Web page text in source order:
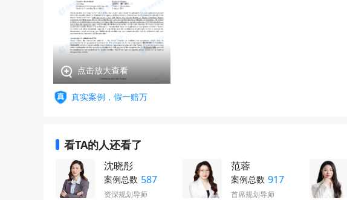
点击放大查看
真实案例，假一赔万
看TA的人还看了
沈晓彤
案例总数 587
资深规划导师
范蓉
案例总数 917
首席规划导师